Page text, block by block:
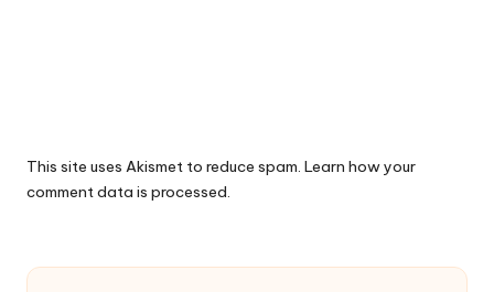
This site uses Akismet to reduce spam. Learn how your
comment data is processed.